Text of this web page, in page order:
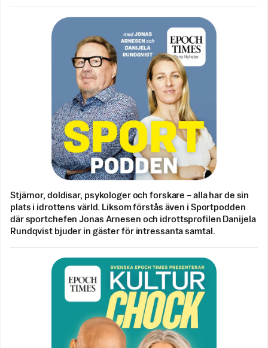
Stjärnor, doldisar, psykologer och forskare – alla har de sin
plats i idrottens värld. Liksom förstås även i Sportpodden
där sportchefen Jonas Arnesen och idrottsprofilen Danijela
Rundqvist bjuder in gäster för intressanta samtal.